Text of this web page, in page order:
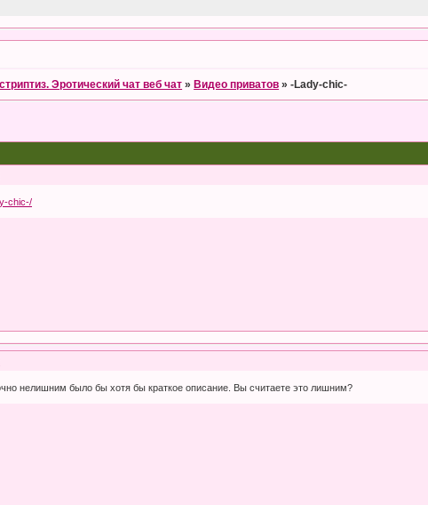
Эротический чат веб чат » Видео приватов »-Lady-chic-
chic-/
нелишним было бы хотя бы краткое описание. Вы считаете это лишним?